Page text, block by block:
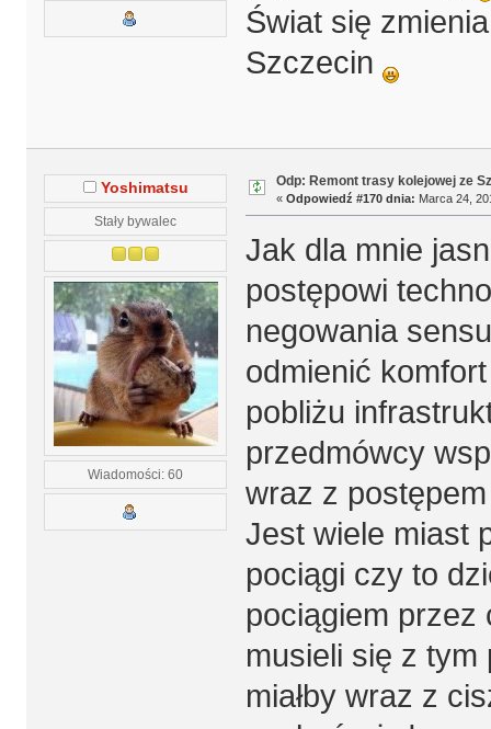
Świat się
Szczecin
Yoshimatsu
Stały bywalec
Wiadomości: 60
Odp: Remont trasy kolejowej ze
« Odpowiedź #170 dnia: Marca 24,
Jak dla mnie
postępowi
negowania
odmienić
pobliżu
przedmówcy
wraz z
Jest wiele miast
pociągi czy to
pociągiem przez
musieli się z
miałby wraz z